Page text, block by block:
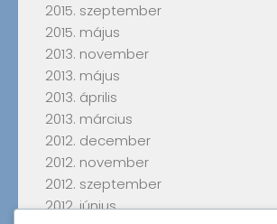
2015. szeptember
2015. május
2013. november
2013. május
2013. április
2013. március
2012. december
2012. november
2012. szeptember
2012. június